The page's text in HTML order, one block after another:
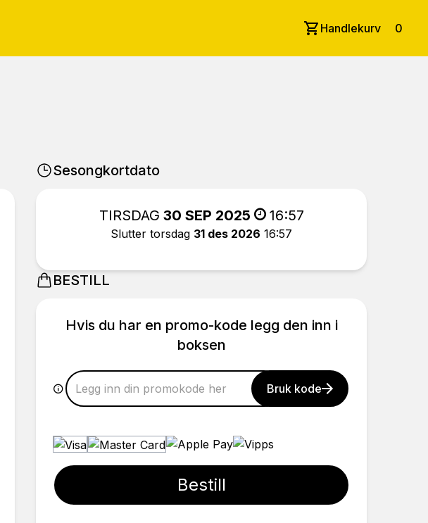
Handlekurv 0
Sesongkortdato
TIRSDAG 30 SEP 2025 16:57
Slutter torsdag 31 des 2026 16:57
BESTILL
Hvis du har en promo-kode legg den inn i
boksen
Bruk kode
Bestill